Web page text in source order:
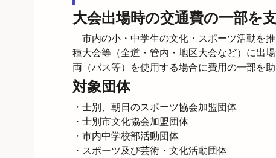
大会出場時の交通費の一部を
市内の小・中学生の文化・スポーツ活動を
種大会等（全道・管内・地区大会など）に出
両（バス等）を使用する場合に費用の一部を助
対象団体
・士別、朝日のスポーツ協会加盟団体
・士別市文化協会加盟団体
・市内中学校部活動団体
・スポーツ及び芸術・文化活動団体